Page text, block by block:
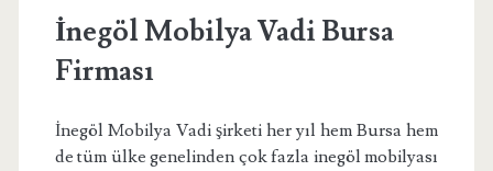
İnegöl Mobilya Vadi Bursa
Firması
İnegöl Mobilya Vadi şirketi her yıl hem Bursa hem
de tüm ülke genelinden çok fazla inegöl mobilyası